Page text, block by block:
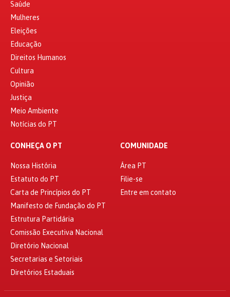
Saúde
Mulheres
Eleições
Educação
Direitos Humanos
Cultura
Opinião
Justiça
Meio Ambiente
Notícias do PT
CONHEÇA O PT
Nossa História
Estatuto do PT
Carta de Princípios do PT
Manifesto de Fundação do PT
Estrutura Partidária
Comissão Executiva Nacional
Diretório Nacional
Secretarias e Setoriais
Diretórios Estaduais
COMUNIDADE
Área PT
Filie-se
Entre em contato